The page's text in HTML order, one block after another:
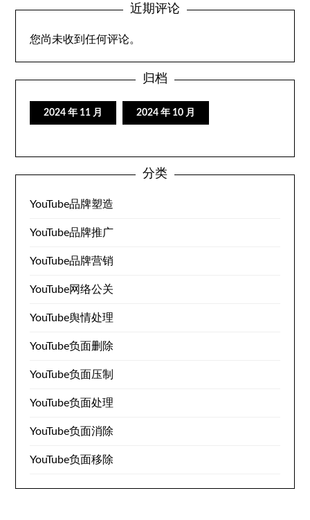
近期评论
您尚未收到任何评论。
归档
2024 年 11 月 2024 年 10 月
分类
YouTube品牌塑造
YouTube品牌推广
YouTube品牌营销
YouTube网络公关
YouTube舆情处理
YouTube负面删除
YouTube负面压制
YouTube负面处理
YouTube负面消除
YouTube负面移除